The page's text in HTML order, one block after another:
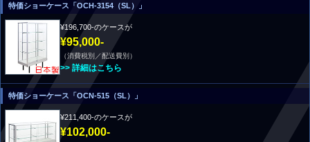
特価ショーケース「OCH-3154（SL）」
¥196,700-のケースが
¥95,000-
（消費税別／配送費別）
>> 詳細はこちら
特価ショーケース「OCN-515（SL）」
¥211,400-のケースが
¥102,000-